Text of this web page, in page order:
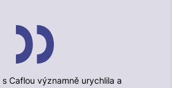
Caflou významně urychlila a